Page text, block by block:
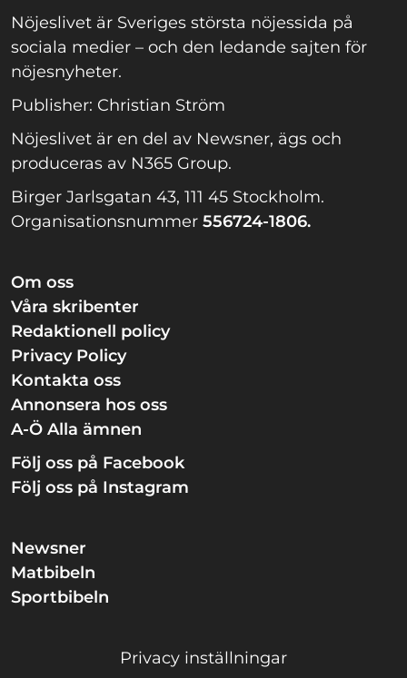
Nöjeslivet är Sveriges största nöjessida på
sociala medier – och den ledande sajten för
nöjesnyheter.
Publisher: Christian Ström
Nöjeslivet är en del av Newsner, ägs och
produceras av N365 Group.
Birger Jarlsgatan 43, 111 45 Stockholm.
Organisationsnummer 556724-1806.
Om oss
Våra skribenter
Redaktionell policy
Privacy Policy
Kontakta oss
Annonsera hos oss
A-Ö Alla ämnen
Följ oss på Facebook
Följ oss på Instagram
Newsner
Matbibeln
Sportbibeln
Privacy inställningar